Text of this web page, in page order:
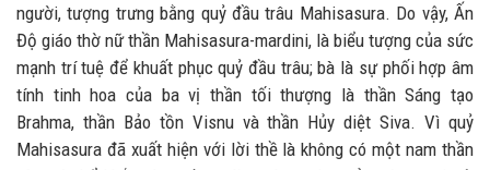
người, tượng trưng bằng quỷ đầu trâu Mahisasura. Do vậy, Ấn
Độ giáo thờ nữ thần Mahisasura-mardini, là biểu tượng của sức
mạnh trí tuệ để khuất phục quỷ đầu trâu; bà là sự phối hợp âm
tính tinh hoa của ba vị thần tối thượng là thần Sáng tạo
Brahma, thần Bảo tồn Visnu và thần Hủy diệt Siva. Vì quỷ
Mahisasura đã xuất hiện với lời thề là không có một nam thần